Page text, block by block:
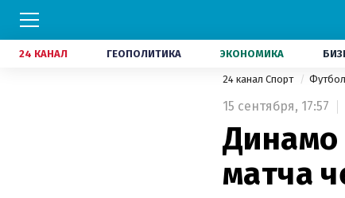
24 КАНАЛ ГЕОПОЛИТИКА ЭКОНОМИКА
24 канал Спорт Футбол
15 сентября, 17:57
Динамо
матча